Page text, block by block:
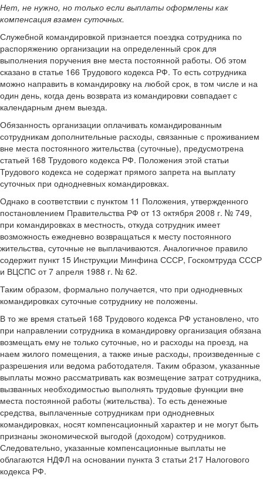
Нет, не нужно, но только если выплаты оформлены как
компенсация взамен суточных.
Служебной командировкой признается поездка сотрудника по
распоряжению организации на определенный срок для
выполнения поручения вне места постоянной работы. Об этом
сказано в статье 166 Трудового кодекса РФ. То есть сотрудника
можно направить в командировку на любой срок, в том числе и на
один день, когда день возврата из командировки совпадает с
календарным днем выезда.
Обязанность организации оплачивать командированным
сотрудникам дополнительные расходы, связанные с проживанием
вне места постоянного жительства (суточные), предусмотрена
статьей 168 Трудового кодекса РФ. Положения этой статьи
Трудового кодекса не содержат прямого запрета на выплату
суточных при однодневных командировках.
Однако в соответствии с пунктом 11 Положения, утвержденного
постановлением Правительства РФ от 13 октября 2008 г. № 749,
при командировках в местность, откуда сотрудник имеет
возможность ежедневно возвращаться к месту постоянного
жительства, суточные не выплачиваются. Аналогичное правило
содержит пункт 15 Инструкции Минфина СССР, Госкомтруда СССР
и ВЦСПС от 7 апреля 1988 г. № 62.
Таким образом, формально получается, что при однодневных
командировках суточные сотруднику не положены.
В то же время статьей 168 Трудового кодекса РФ установлено, что
при направлении сотрудника в командировку организация обязана
возмещать ему не только суточные, но и расходы на проезд, на
наем жилого помещения, а также иные расходы, произведенные с
разрешения или ведома работодателя. Таким образом, указанные
выплаты можно рассматривать как возмещение затрат сотрудника,
вызванных необходимостью выполнять трудовые функции вне
места постоянной работы (жительства). То есть денежные
средства, выплаченные сотрудникам при однодневных
командировках, носят компенсационный характер и не могут быть
признаны экономической выгодой (доходом) сотрудников.
Следовательно, указанные компенсационные выплаты не
облагаются НДФЛ на основании пункта 3 статьи 217 Налогового
кодекса РФ.